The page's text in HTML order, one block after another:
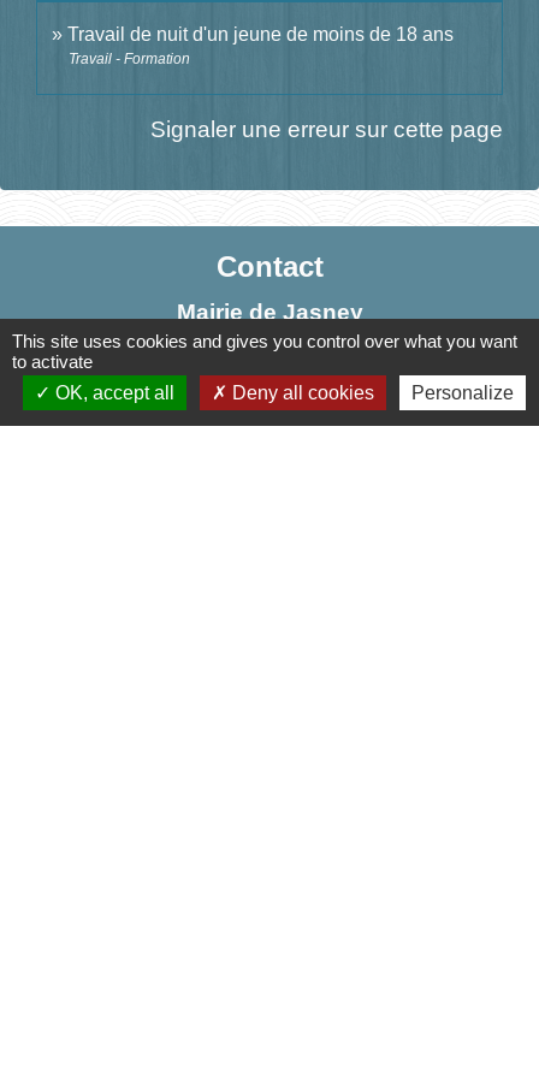
Travail de nuit d'un jeune de moins de 18 ans
Travail - Formation
Signaler une erreur sur cette page
Contact
Mairie de Jasney
3, Le Château
70800 Jasney - FRANCE
+33 3 84 49 81 16
This site uses cookies and gives you control over what you want
to activate
OK, accept all
Deny all cookies Personalize